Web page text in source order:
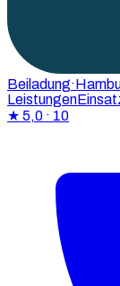
Beiladung
Leistungen
★ 5,0 · 10